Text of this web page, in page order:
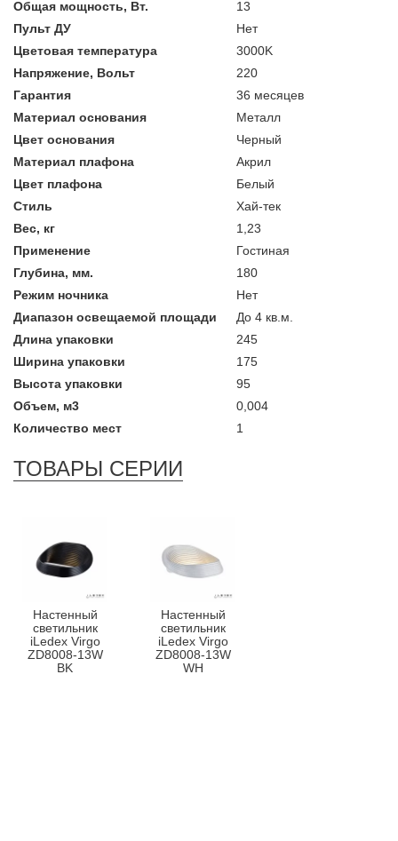
Общая мощность, Вт.
13
Пульт ДУ
Нет
Цветовая температура
3000K
Напряжение, Вольт
220
Гарантия
36 месяцев
Материал основания
Металл
Цвет основания
Черный
Материал плафона
Акрил
Цвет плафона
Белый
Стиль
Хай-тек
Вес, кг
1,23
Применение
Гостиная
Глубина, мм.
180
Режим ночника
Нет
Диапазон освещаемой площади
До 4 кв.м.
Длина упаковки
245
Ширина упаковки
175
Высота упаковки
95
Объем, м3
0,004
Количество мест
1
ТОВАРЫ СЕРИИ
Настенный
светильник
iLedex Virgo
ZD8008-13W
BK
Настенный
светильник
iLedex Virgo
ZD8008-13W
WH